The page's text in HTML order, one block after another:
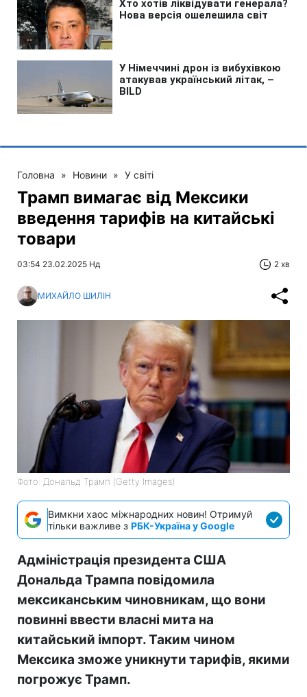
Головна » Новини » У світі
Трамп вимагає від Мексики
введення тарифів на китайські
товари
03:54 23.02.2025 Нд 2 хв
МИХАЙЛО ШИЛІН
Фото: Дональд Трамп (Getty Images)
Вимкни хаос міжнародних новин! Отримуй
тільки важливе з РБК-Україна у Google
Адміністрація президента США
Дональда Трампа повідомила
мексиканським чиновникам, що вони
повинні ввести власні мита на
китайський імпорт. Таким чином
Мексика зможе уникнути тарифів, якими
погрожує Трамп.